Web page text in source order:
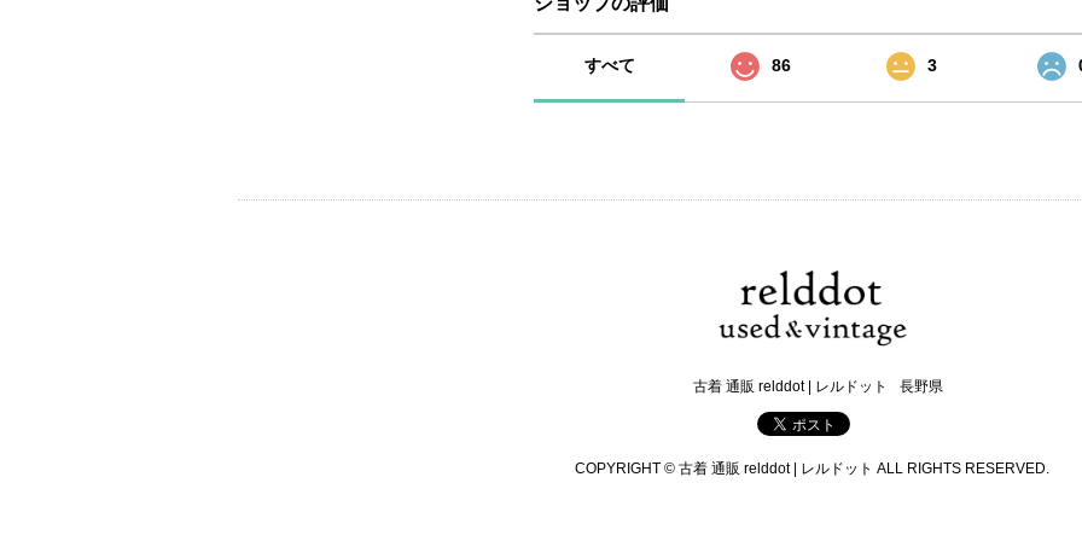
すべて 86 3
古着 通販 relddot | レルドット 長野県
COPYRIGHT © 古着 通販 relddot | レルドット ALL RIGHTS RESERVED.